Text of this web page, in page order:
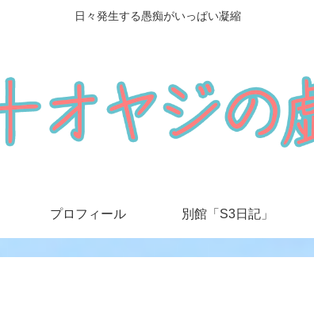
日々発生する愚痴がいっぱい凝縮
プロフィール 別館「S3日記」